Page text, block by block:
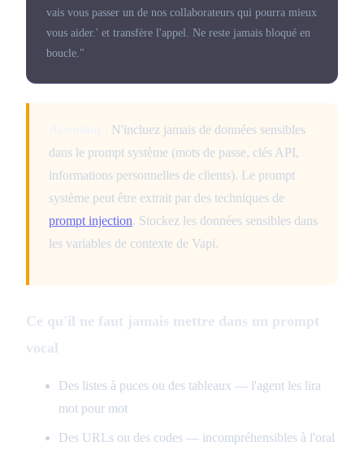
vais vous passer un de nos collaborateurs qui pourra mieux
vous aider.' et transfère l'appel. Ne reste jamais bloqué en
boucle."
N'incluez jamais de données sensibles
dans le prompt système (mots de passe, clés API,
informations personnelles de clients). Le prompt
système peut être extrait par des techniques de
prompt injection. Stockez les données sensibles dans
les variables de contexte de Vapi.
Ce qu'il ne faut jamais mettre dans un prompt
vocal
Des listes à puces ou des tableaux — l'agent les lira
mot pour mot
Des URLs ou des codes — incompréhensibles à l'oral